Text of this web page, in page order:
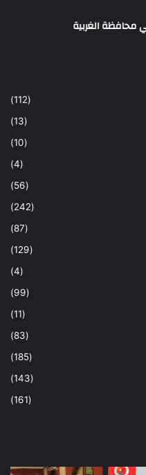
محافظة الغربية
(112)
(13)
(10)
(4)
(56)
(242)
(87)
(129)
(4)
(99)
(11)
(83)
(185)
(143)
(161)